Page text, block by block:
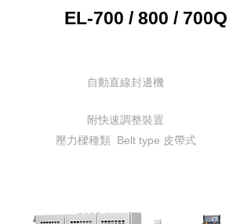
EL-700 / 800 / 700Q
自動直線封邊機
附快速調整裝置
壓力樑種類 Belt type 皮帶式